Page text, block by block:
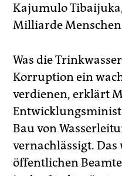
Kajumulo
Milliarde Menschen
Was die
Korruption ein
verdienen, erklärt
Bau von
vernachlässigt. Das
öffentlichen